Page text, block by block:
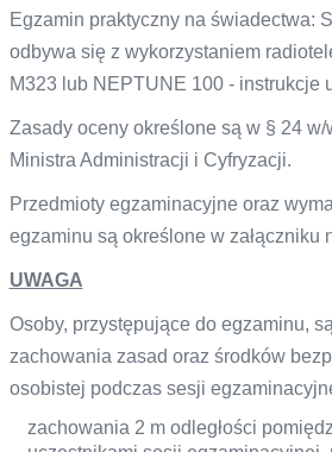
Egzamin praktyczny na świadectwa:
odbywa się z wykorzystaniem
M323 lub NEPTUNE 100 - instrukcje
Zasady oceny określone są w § 24
Ministra Administracji i Cyfryzacji.
Przedmioty egzaminacyjne oraz
egzaminu są określone w załączniku
UWAGA
Osoby, przystępujące do egzaminu,
zachowania zasad oraz środków
osobistej podczas sesji
zachowania 2 m odległości